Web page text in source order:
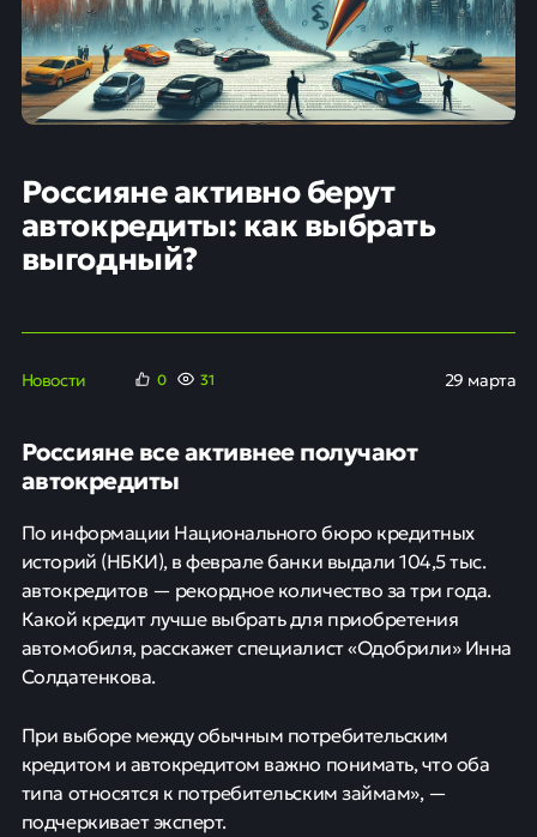
Россияне активно берут
автокредиты: как выбрать
выгодный?
Новости 0 31 29 марта
Россияне все активнее получают
автокредиты
По информации Национального бюро кредитных
историй (НБКИ), в феврале банки выдали 104,5 тыс.
автокредитов — рекордное количество за три года.
Какой кредит лучше выбрать для приобретения
автомобиля, расскажет специалист «Одобрили» Инна
Солдатенкова.
При выборе между обычным потребительским
кредитом и автокредитом важно понимать, что оба
типа относятся к потребительским займам», —
подчеркивает эксперт.